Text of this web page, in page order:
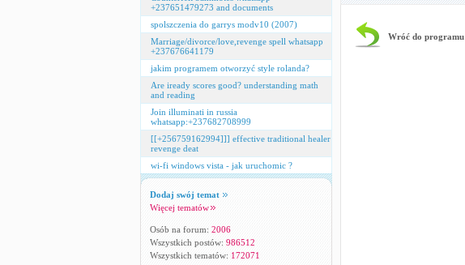
+237651479273 and documents
spolszczenia do garrys modv10 (2007)
Marriage/divorce/love,revenge spell whatsapp
+237676641179
jakim programem otworzyć style rolanda?
Are iready scores good? understanding math
and reading
Join illuminati in russia
whatsapp:+237682708999
[[+256759162994]]] effective traditional healer
revenge deat
wi-fi windows vista - jak uruchomic ?
Dodaj swój temat
Więcej tematów
Osób na forum: 2006
Wszystkich postów: 986512
Wszystkich tematów: 172071
Wróć do programu